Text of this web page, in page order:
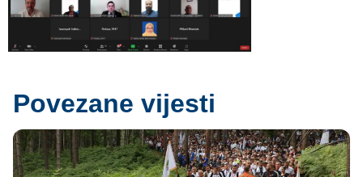
Povezane vijesti